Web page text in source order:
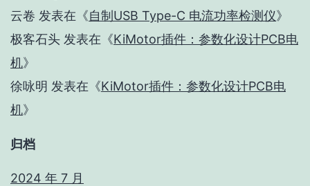
云卷 发表在《自制USB Type-C 电流功率检测仪》
极客石头 发表在《KiMotor插件：参数化设计PCB电
机》
徐咏明 发表在《KiMotor插件：参数化设计PCB电
机》
归档
2024 年 7 月